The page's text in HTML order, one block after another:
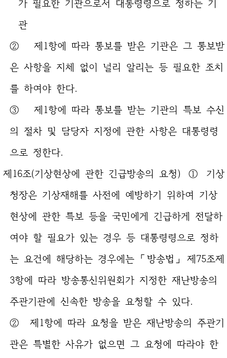
가 필요한 기관으로서 대통령령으로 정하는 기
관
② 제1항에 따라 통보를 받은 기관은 그 통보받
은 사항을 지체 없이 널리 알리는 등 필요한 조치
를 하여야 한다.
③ 제1항에 따라 통보를 받는 기관의 특보 수신
의 절차 및 담당자 지정에 관한 사항은 대통령령
으로 정한다.
제16조(기상현상에 관한 긴급방송의 요청) ① 기상
청장은 기상재해를 사전에 예방하기 위하여 기상
현상에 관한 특보 등을 국민에게 긴급하게 전달하
여야 할 필요가 있는 경우 등 대통령령으로 정하
는 요건에 해당하는 경우에는 「방송법」 제75조제
3항에 따라 방송통신위원회가 지정한 재난방송의
주관기관에 신속한 방송을 요청할 수 있다.
② 제1항에 따라 요청을 받은 재난방송의 주관기
관은 특별한 사유가 없으면 그 요청에 따라야 한